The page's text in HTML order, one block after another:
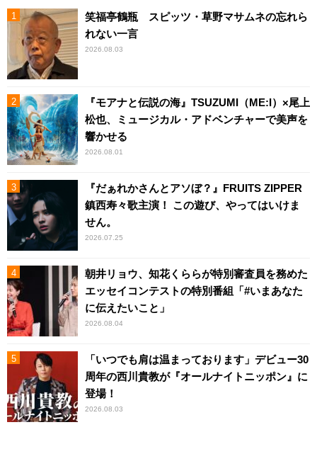
笑福亭鶴瓶 スピッツ・草野マサムネの忘れら
れない一言
2026.08.03
『モアナと伝説の海』TSUZUMI（ME:I）×尾上
松也、ミュージカル・アドベンチャーで美声を
響かせる
2026.08.01
『だぁれかさんとアソぼ？』FRUITS ZIPPER
鎮西寿々歌主演！ この遊び、やってはいけま
せん。
2026.07.25
朝井リョウ、知花くららが特別審査員を務めた
エッセイコンテストの特別番組「#いまあなた
に伝えたいこと」
2026.08.04
「いつでも肩は温まっております」デビュー30
周年の西川貴教が『オールナイトニッポン』に
登場！
2026.08.03